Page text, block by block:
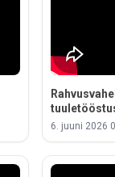
6. juuni 2026